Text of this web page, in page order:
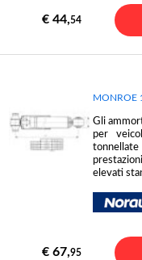
€ 44,54
MONROE
Gli
per
elevati
€ 67,95